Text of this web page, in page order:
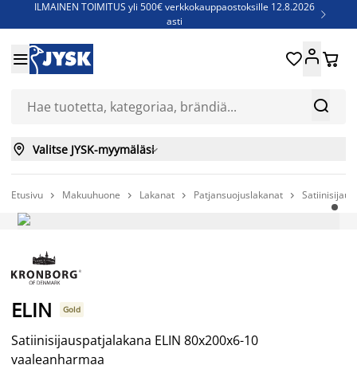
ILMAINEN TOIMITUS yli 500€ verkkokauppaostoksille 12.8.2026
asti

Jenkkisänkyjä - Säästä jopa 60%


 
 Valitse JYSK-myymäläsi
Etusivu  Makuuhuone  Lakanat  Patjansuojuslakanat 
ELIN Gold
Satiinisijauspatjalakana ELIN 80x200x6-10
vaaleanharmaa